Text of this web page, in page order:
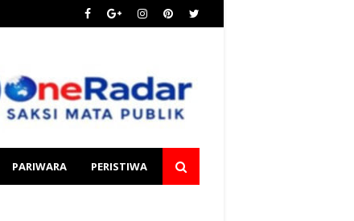
PARIWARA PERISTIWA